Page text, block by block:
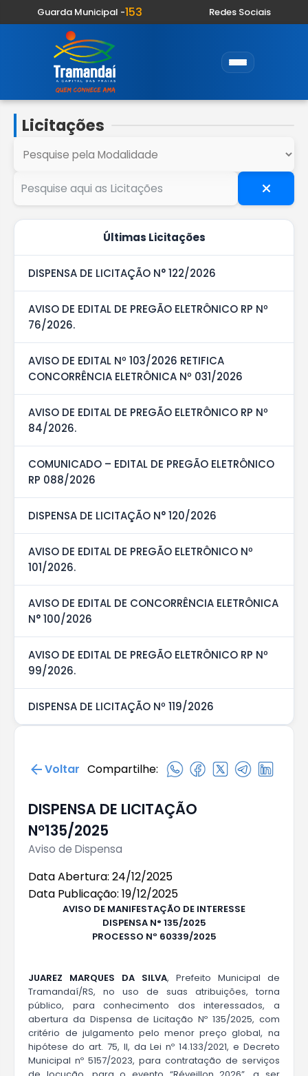
Guarda Municipal -153 Redes Sociais
Licitações
Últimas Licitações
DISPENSA DE LICITAÇÃO N° 122/2026
AVISO DE EDITAL DE PREGÃO ELETRÔNICO RP Nº
76/2026.
AVISO DE EDITAL Nº 103/2026 RETIFICA
CONCORRÊNCIA ELETRÔNICA Nº 031/2026
AVISO DE EDITAL DE PREGÃO ELETRÔNICO RP Nº
84/2026.
COMUNICADO – EDITAL DE PREGÃO ELETRÔNICO
RP 088/2026
DISPENSA DE LICITAÇÃO N° 120/2026
AVISO DE EDITAL DE PREGÃO ELETRÔNICO Nº
101/2026.
AVISO DE EDITAL DE CONCORRÊNCIA ELETRÔNICA
N° 100/2026
AVISO DE EDITAL DE PREGÃO ELETRÔNICO RP Nº
99/2026.
DISPENSA DE LICITAÇÃO Nº 119/2026
Voltar Compartilhe:
DISPENSA DE LICITAÇÃO
Nº135/2025
Aviso de Dispensa
Data Abertura: 24/12/2025
Data Publicação: 19/12/2025
AVISO DE MANIFESTAÇÃO DE INTERESSE
DISPENSA N° 135/2025
PROCESSO Nº 60339/2025
JUAREZ MARQUES DA SILVA, Prefeito Municipal de
Tramandaí/RS, no uso de suas atribuições, torna
público, para conhecimento dos interessados, a
abertura da Dispensa de Licitação Nº 135/2025, com
critério de julgamento pelo menor preço global, na
hipótese do art. 75, II, da Lei nº 14.133/2021, e Decreto
Municipal nº 5157/2023, para contratação de serviços